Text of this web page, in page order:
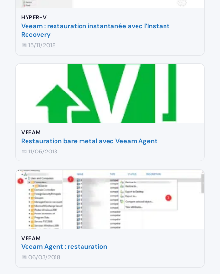
HYPER-V
Veeam : restauration instantanée avec l’Instant
Recovery
📅 15/11/2018
VEEAM
Restauration bare metal avec Veeam Agent
📅 11/05/2018
VEEAM
Veeam Agent : restauration
📅 06/03/2018